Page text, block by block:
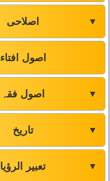
اصلاحی ▼
اصول افتاء
اصول فقہ ▼
تاریخ ▼
تعبیر الرؤیا ▼